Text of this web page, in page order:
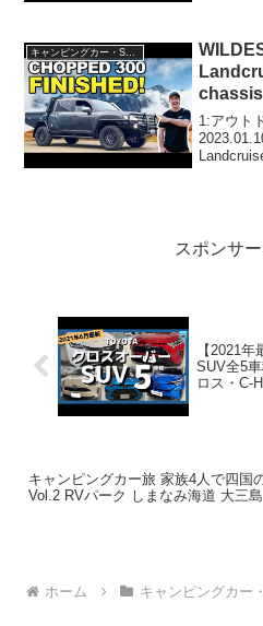
キャンピングカー・SUV人気車種
1:アウト
スポンサ
【2021
SUV全5
ロス・C-
キャンピングカー旅 家族4人で四国
Vol.2 RVパーク しまなみ海道 大三島
ホーム キャンピングカー